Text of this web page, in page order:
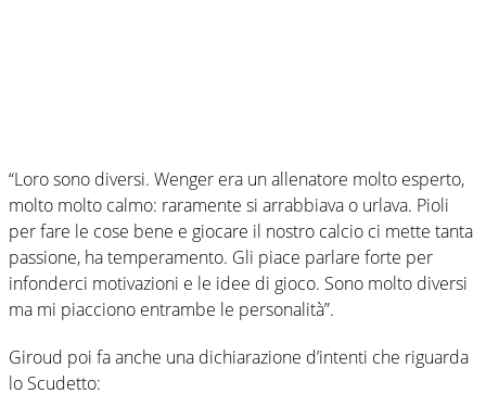
“Loro sono diversi. Wenger era un allenatore molto esperto,
molto molto calmo: raramente si arrabbiava o urlava. Pioli
per fare le cose bene e giocare il nostro calcio ci mette tanta
passione, ha temperamento. Gli piace parlare forte per
infonderci motivazioni e le idee di gioco. Sono molto diversi
ma mi piacciono entrambe le personalità”.
Giroud poi fa anche una dichiarazione d’intenti che riguarda
lo Scudetto: